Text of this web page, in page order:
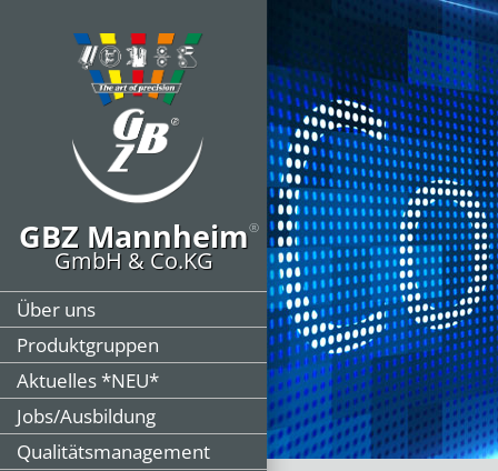
GBZ Mannheim®
GmbH & Co.KG
Über uns
Produktgruppen
Aktuelles *NEU*
Jobs/Ausbildung
Qualitätsmanagement